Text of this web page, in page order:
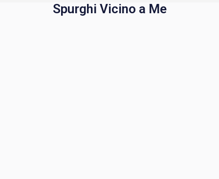
Spurghi Vicino a Me